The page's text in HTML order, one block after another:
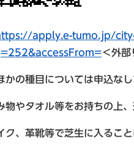
apply.e-tumo.jp/
＜外部
の種目については申込なし
タオル等をお持ちの上、
、革靴等で芝生に入ること